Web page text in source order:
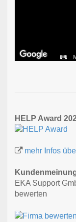
HELP Award
mehr Infos
EKA Support
bewerten